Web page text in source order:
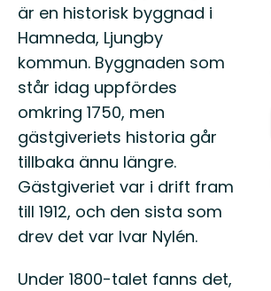
är en historisk byggnad i
Hamneda, Ljungby
kommun. Byggnaden som
står idag uppfördes
omkring 1750, men
gästgiveriets historia går
tillbaka ännu längre.
Gästgiveriet var i drift fram
till 1912, och den sista som
drev det var Ivar Nylén.
Under 1800-talet fanns det,